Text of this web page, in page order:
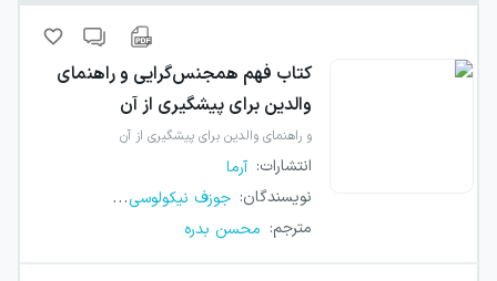
کتاب فهم همجنس‌گرایی و راهنمای
والدین برای پیشگیری از آن
و راهنمای والدین برای پیشگیری از آن
انتشارات: آرما
نویسندگان: جوزف نیکولوسی...
مترجم: محسن بدره